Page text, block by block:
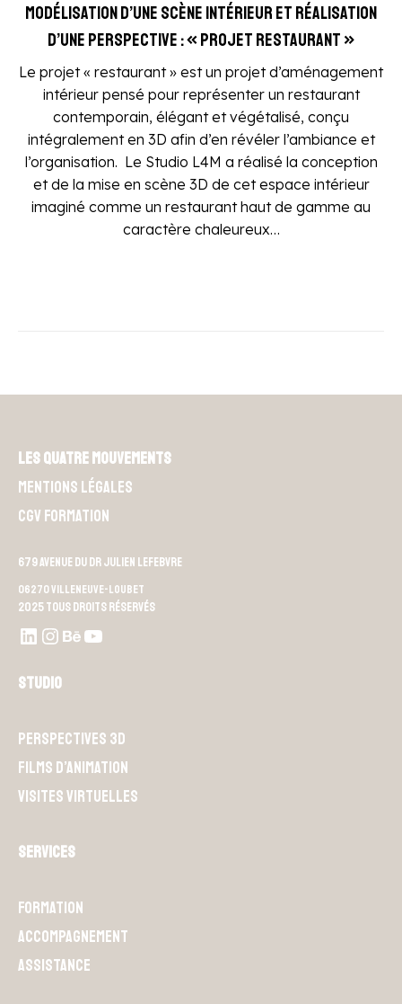
Modélisation d’une scène intérieur et réalisation
d’une perspective : « Projet Restaurant »
Le projet « restaurant » est un projet d’aménagement
intérieur pensé pour représenter un restaurant
contemporain, élégant et végétalisé, conçu
intégralement en 3D afin d’en révéler l’ambiance et
l’organisation. Le Studio L4M a réalisé la conception
et de la mise en scène 3D de cet espace intérieur
imaginé comme un restaurant haut de gamme au
caractère chaleureux…
Les Quatre Mouvements
Mentions légales
CGV Formation
679 Avenue du Dr Julien Lefebvre
06270 Villeneuve-Loubet
2025 Tous droits réservés
LinkedIn
Instagram
Behance
Youtube L4M
Studio
Perspectives 3D
Films d’animation
Visites Virtuelles
Services
Formation
Accompagnement
Assistance